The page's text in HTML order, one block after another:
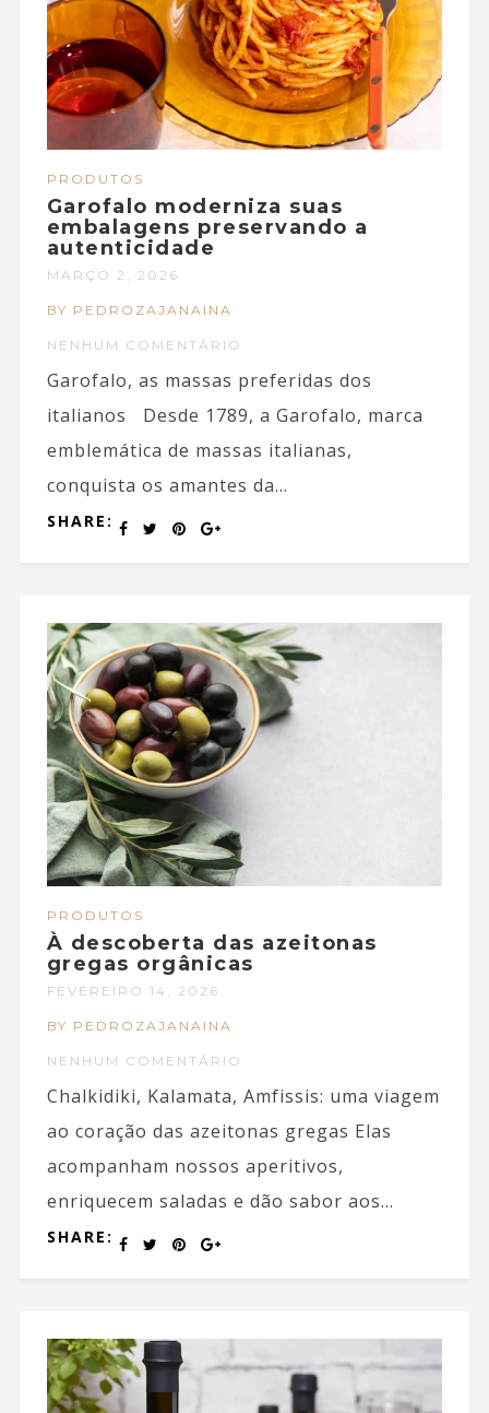
PRODUTOS
Garofalo moderniza suas
embalagens preservando a
autenticidade
MARÇO 2, 2026
BY PEDROZAJANAINA
NENHUM COMENTÁRIO
Garofalo, as massas preferidas dos
italianos Desde 1789, a Garofalo, marca
emblemática de massas italianas,
conquista os amantes da...
SHARE:
PRODUTOS
À descoberta das azeitonas
gregas orgânicas
FEVEREIRO 14, 2026
BY PEDROZAJANAINA
NENHUM COMENTÁRIO
Chalkidiki, Kalamata, Amfissis: uma viagem
ao coração das azeitonas gregas Elas
acompanham nossos aperitivos,
enriquecem saladas e dão sabor aos...
SHARE: